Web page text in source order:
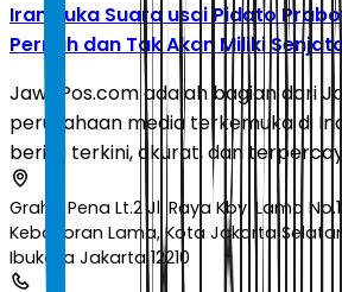
Iran Buka Suara usai Pidato
Pernah dan Tak Akan Miliki
JawaPos.com adalah bagian dari
perusahaan media terkemuka di
berita terkini, akurat, dan
Graha Pena Lt.2 Jl. Raya Kby. Lama
Kebayoran Lama, Kota Jakarta
Ibukota Jakarta 12210